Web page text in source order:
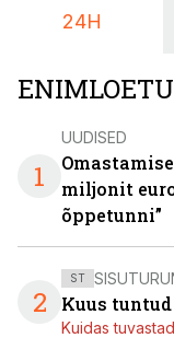
24H
1
UUDISED
miljonit
õppetunni”
2
ST
Kuus
Kuidas